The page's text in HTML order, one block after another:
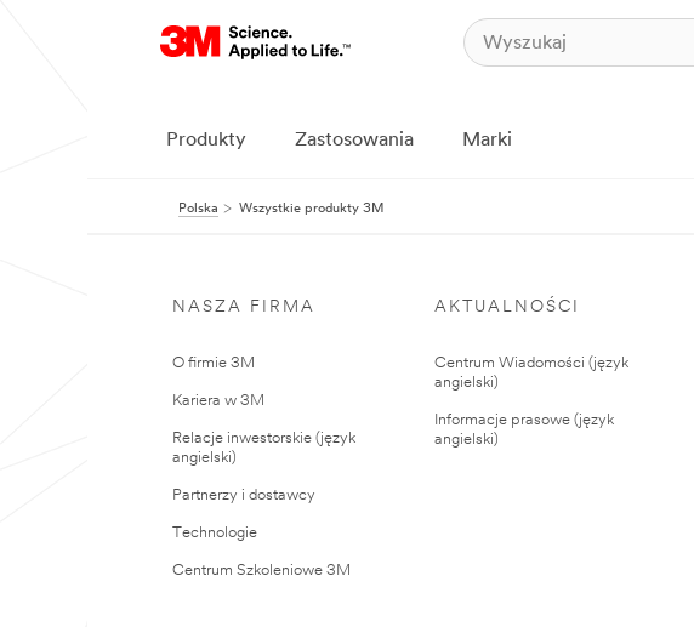
Produkty Zastosowania Marki
Polska Wszystkie produkty 3M
NASZA FIRMA
O firmie 3M
Kariera w 3M
Relacje inwestorskie (język
angielski)
Partnerzy i dostawcy
Technologie
Centrum Szkoleniowe 3M
AKTUALNOŚCI
Centrum Wiadomości (język
angielski)
Informacje prasowe (język
angielski)